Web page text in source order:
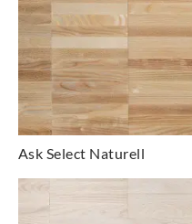
Ask Select Naturell